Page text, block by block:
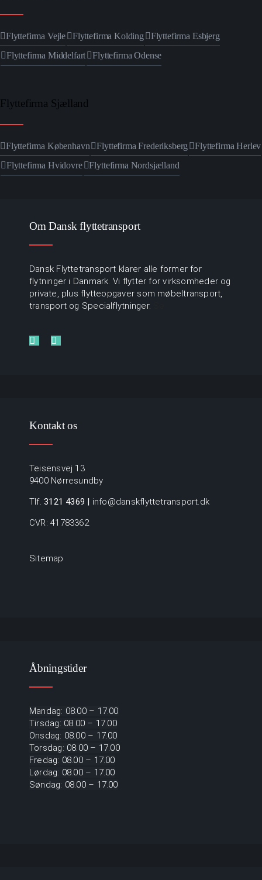
Flyttefirma Vejle Flyttefirma Kolding
Flyttefirma Esbjerg
Flyttefirma Middelfart
Flyttefirma Odense
Flyttefirma Sjælland
Flyttefirma København Flyttefirma Frederiksberg
Flyttefirma Herlev
Flyttefirma Hvidovre
Flyttefirma Nordsjælland
Om Dansk flyttetransport
Dansk Flyttetransport klarer alle former for
flytninger i Danmark. Vi flytter for virksomheder og
private, plus flytteopgaver som møbeltransport,
transport og Specialflytninger.
Kontakt os
Teisensvej 13
9400 Nørresundby
Tlf.3121 4369 | info@danskflyttetransport.dk
CVR: 41783362
Sitemap
Åbningstider
Mandag: 08.00 – 17.00
Tirsdag: 08.00 – 17.00
Onsdag: 08.00 – 17.00
Torsdag: 08.00 – 17.00
Fredag: 08.00 – 17.00
Lørdag: 08.00 – 17.00
Søndag: 08.00 – 17.00